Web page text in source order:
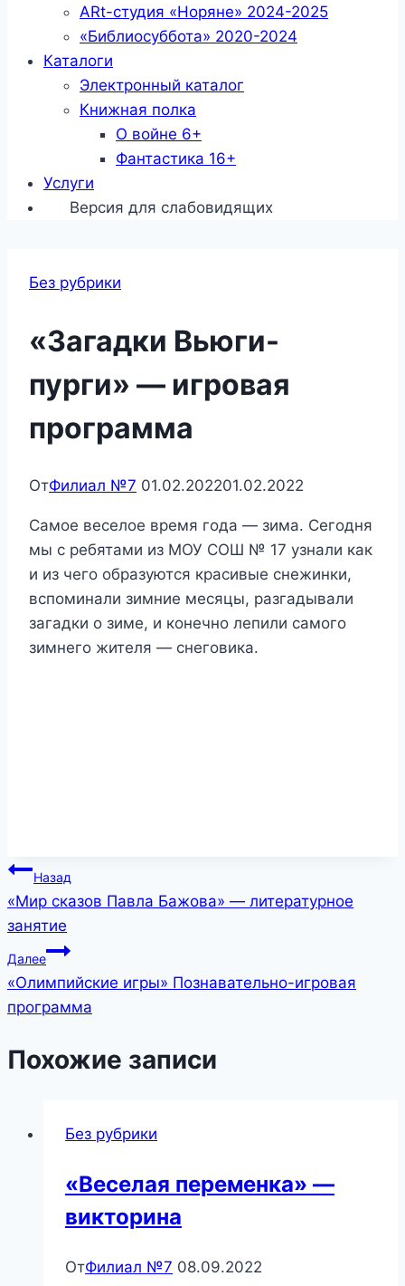
ARt-студия «Норяне» 2024-2025
«Библиосуббота» 2020-2024
Каталоги
Электронный каталог
Книжная полка
О войне 6+
Фантастика 16+
Услуги
Версия для слабовидящих
Без рубрики
«Загадки Вьюги-
пурги» — игровая
программа
ОтФилиал №7 01.02.202201.02.2022
Самое веселое время года — зима. Сегодня
мы с ребятами из МОУ СОШ № 17 узнали как
и из чего образуются красивые снежинки,
вспоминали зимние месяцы, разгадывали
загадки о зиме, и конечно лепили самого
зимнего жителя — снеговика.
Навигация
по
записям
Назад
«Мир сказов Павла Бажова» — литературное
занятие
Далее
«Олимпийские игры» Познавательно-игровая
программа
Похожие записи
Без рубрики
«Веселая переменка» —
викторина
ОтФилиал №7 08.09.2022